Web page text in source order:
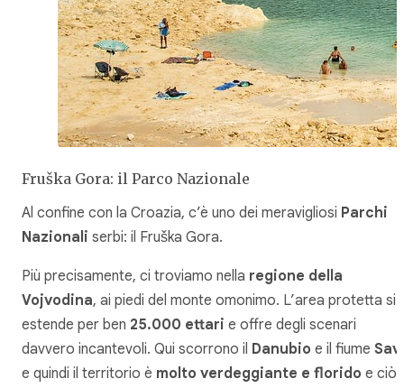
Fruška Gora: il Parco Nazionale
Al confine con la Croazia, c’è uno dei meravigliosi Parchi
Nazionali serbi: il Fruška Gora.
Più precisamente, ci troviamo nella regione della
Vojvodina, ai piedi del monte omonimo. L’area protetta si
estende per ben 25.000 ettari e offre degli scenari
davvero incantevoli. Qui scorrono il Danubio e il fiume
e quindi il territorio è molto verdeggiante e florido e ciò